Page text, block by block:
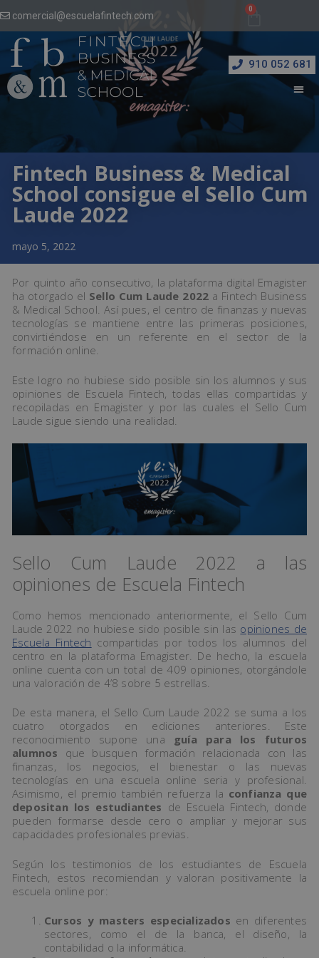
comercial@escuelafintech.com
910 052 681
Fintech Business & Medical
School consigue el Sello Cum
Laude 2022
mayo 5, 2022
Por quinto año consecutivo, la plataforma digital Emagister
ha otorgado el Sello Cum Laude 2022 a Fintech Business
& Medical School. Así pues, el centro de finanzas y nuevas
tecnologías se mantiene entre las primeras posiciones,
convirtiéndose en un referente en el sector de la
formación online.
Este logro no hubiese sido posible sin los alumnos y sus
opiniones de Escuela Fintech, todas ellas compartidas y
recopiladas en Emagister y por las cuales el Sello Cum
Laude sigue siendo una realidad.
Sello Cum Laude 2022 a las
opiniones de Escuela Fintech
Como hemos mencionado anteriormente, el Sello Cum
Laude 2022 no hubiese sido posible sin las opiniones de
Escuela Fintech compartidas por todos los alumnos del
centro en la plataforma Emagister. De hecho, la escuela
online cuenta con un total de 409 opiniones, otorgándole
una valoración de 4’8 sobre 5 estrellas.
De esta manera, el Sello Cum Laude 2022 se suma a los
cuatro otorgados en ediciones anteriores. Este
reconocimiento supone una guía para los futuros
alumnos que busquen formación relacionada con las
finanzas, los negocios, el bienestar o las nuevas
tecnologías en una escuela online seria y profesional.
Asimismo, el premio también refuerza la confianza que
depositan los estudiantes de Escuela Fintech, donde
pueden formarse desde cero o ampliar y mejorar sus
capacidades profesionales previas.
Según los testimonios de los estudiantes de Escuela
Fintech, estos recomiendan y valoran positivamente la
escuela online por:
Cursos y masters especializados en diferentes
sectores, como el de la banca, el diseño, la
contabilidad o la informática.